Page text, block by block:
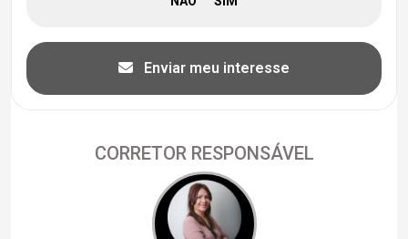
Enviar meu interesse
CORRETOR RESPONSÁVEL